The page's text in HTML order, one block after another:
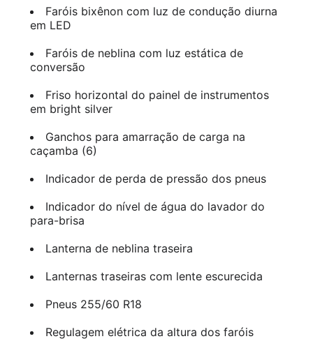
Faróis bixênon com luz de condução diurna
em LED
Faróis de neblina com luz estática de
conversão
Friso horizontal do painel de instrumentos
em bright silver
Ganchos para amarração de carga na
caçamba (6)
Indicador de perda de pressão dos pneus
Indicador do nível de água do lavador do
para-brisa
Lanterna de neblina traseira
Lanternas traseiras com lente escurecida
Pneus 255/60 R18
Regulagem elétrica da altura dos faróis